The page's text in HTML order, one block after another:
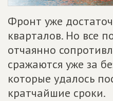
Фронт уже
кварталов. Но все
отчаянно
сражаются уже за
которые удалось
кратчайшие сроки.